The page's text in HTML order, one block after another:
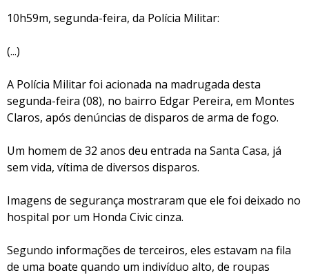
10h59m, segunda-feira, da Polícia Militar:
(...)
A Polícia Militar foi acionada na madrugada desta
segunda-feira (08), no bairro Edgar Pereira, em Montes
Claros, após denúncias de disparos de arma de fogo.
Um homem de 32 anos deu entrada na Santa Casa, já
sem vida, vítima de diversos disparos.
Imagens de segurança mostraram que ele foi deixado no
hospital por um Honda Civic cinza.
Segundo informações de terceiros, eles estavam na fila
de uma boate quando um indivíduo alto, de roupas